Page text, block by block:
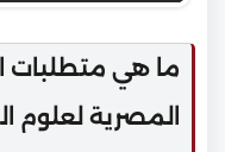
ما هي متطلبات
المصرية لعلوم